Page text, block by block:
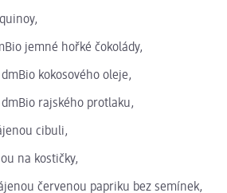
jemné hořké čokolády,
kokosového oleje,
rajského protlaku,
cibuli,
na kostičky,
červenou papriku bez semínek,